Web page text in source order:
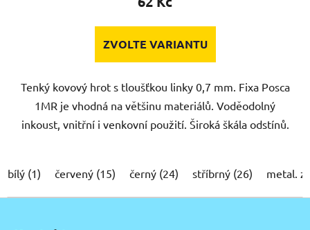
ZVOLTE VARIANTU
Tenký kovový hrot s tloušťkou linky 0,7 mm. Fixa Posca
1MR je vhodná na většinu materiálů. Voděodolný
inkoust, vnitřní i venkovní použití. Široká škála odstínů.
bílý (1) červený (15) černý (24) stříbrný (26) metal.